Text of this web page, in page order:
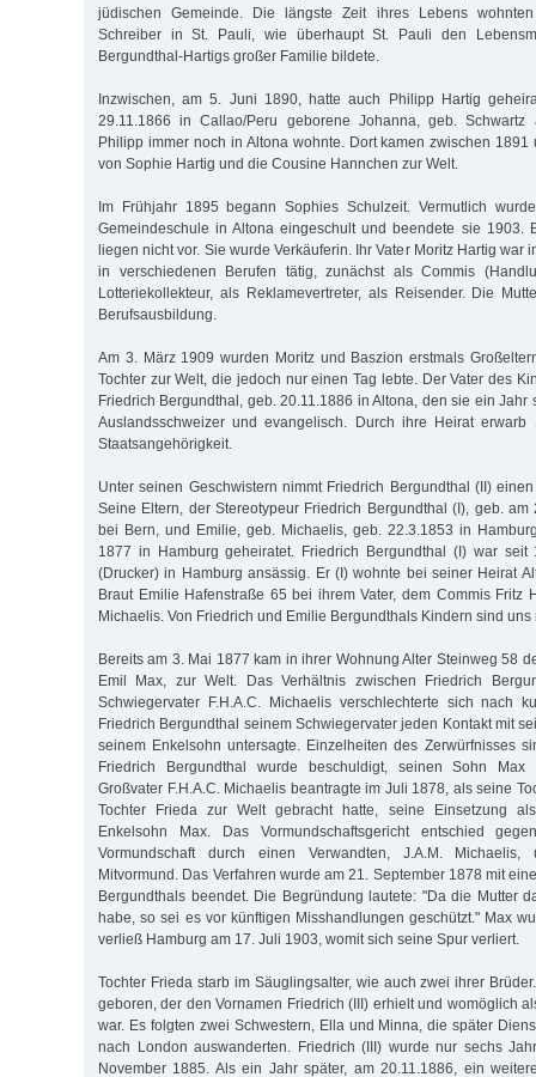
jüdischen Gemeinde. Die längste Zeit ihres Lebens
Schreiber in St. Pauli, wie überhaupt St. Pauli den
Bergundthal-Hartigs großer Familie bildete.
Inzwischen, am 5. Juni 1890, hatte auch Philipp Hartig
29.11.1866 in Callao/Peru geborene Johanna, geb. Schwartz
Philipp immer noch in Altona wohnte. Dort kamen zwischen
von Sophie Hartig und die Cousine Hannchen zur Welt.
Im Frühjahr 1895 begann Sophies Schulzeit. Vermutlich
Gemeindeschule in Altona eingeschult und beendete sie 1903.
liegen nicht vor. Sie wurde Verkäuferin. Ihr Vater Moritz Hartig war
in verschiedenen Berufen tätig, zunächst als Commis
Lotteriekollekteur, als Reklamevertreter, als Reisender. Die
Berufsausbildung.
Am 3. März 1909 wurden Moritz und Baszion erstmals
Tochter zur Welt, die jedoch nur einen Tag lebte. Der Vater des
Friedrich Bergundthal, geb. 20.11.1886 in Altona, den sie ein Jahr
Auslandsschweizer und evangelisch. Durch ihre Heirat erwarb
Staatsangehörigkeit.
Unter seinen Geschwistern nimmt Friedrich Bergundthal (II)
Seine Eltern, der Stereotypeur Friedrich Bergundthal (I), geb. am
bei Bern, und Emilie, geb. Michaelis, geb. 22.3.1853 in
1877 in Hamburg geheiratet. Friedrich Bergundthal (I) war seit
(Drucker) in Hamburg ansässig. Er (I) wohnte bei seiner Heirat
Braut Emilie Hafenstraße 65 bei ihrem Vater, dem Commis Fritz
Michaelis. Von Friedrich und Emilie Bergundthals Kindern sind
Bereits am 3. Mai 1877 kam in ihrer Wohnung Alter Steinweg 58
Emil Max, zur Welt. Das Verhältnis zwischen Friedrich
Schwiegervater F.H.A.C. Michaelis verschlechterte sich nach
Friedrich Bergundthal seinem Schwiegervater jeden Kontakt mit
seinem Enkelsohn untersagte. Einzelheiten des Zerwürfnisses
Friedrich Bergundthal wurde beschuldigt, seinen Sohn
Großvater F.H.A.C. Michaelis beantragte im Juli 1878, als seine
Tochter Frieda zur Welt gebracht hatte, seine Einsetzung
Enkelsohn Max. Das Vormundschaftsgericht entschied
Vormundschaft durch einen Verwandten, J.A.M.
Mitvormund. Das Verfahren wurde am 21. September 1878 mit
Bergundthals beendet. Die Begründung lautete: "Da die Mutter
habe, so sei es vor künftigen Misshandlungen geschützt." Max
verließ Hamburg am 17. Juli 1903, womit sich seine Spur verliert.
Tochter Frieda starb im Säuglingsalter, wie auch zwei ihrer
geboren, der den Vornamen Friedrich (III) erhielt und womöglich
war. Es folgten zwei Schwestern, Ella und Minna, die später
nach London auswanderten. Friedrich (III) wurde nur sechs
November 1885. Als ein Jahr später, am 20.11.1886, ein